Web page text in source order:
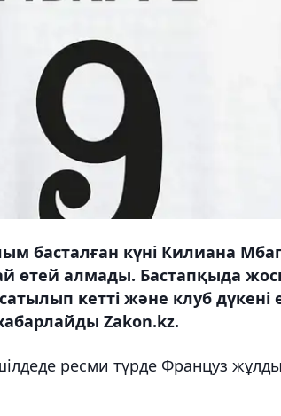
басталған күні Килиана
өтей алмады. Бастапқыда
кетті және клуб дүкені
Zakon.kz.
ресми түрде Француз